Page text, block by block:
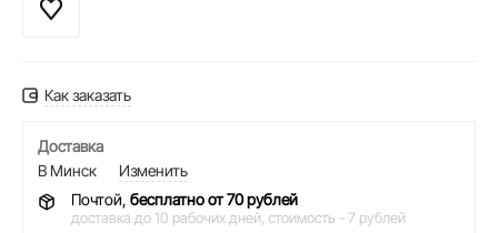
Как заказать
Доставка
В Минск
Изменить
Почтой, бесплатно от 70 рублей
доставка до 10 рабочих дней, стоимость - 7 рублей